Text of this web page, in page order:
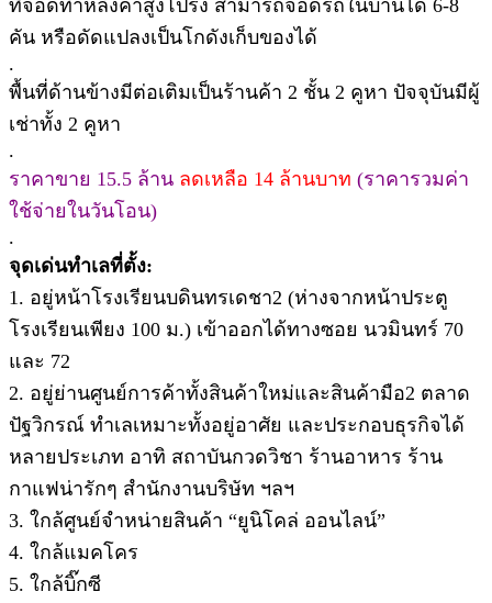
ที่จอดทำหลังคาสูงโปร่ง สามารถจอดรถในบ้านได้ 6-8
คัน หรือดัดแปลงเป็นโกดังเก็บของได้
.
พื้นที่ด้านข้างมีต่อเติมเป็นร้านค้า 2 ชั้น 2 คูหา ปัจจุบันมีผู้
เช่าทั้ง 2 คูหา
.
ราคาขาย 15.5 ล้าน ลดเหลือ 14 ล้านบาท (ราคารวมค่า
ใช้จ่ายในวันโอน)
.
จุดเด่นทำเลที่ตั้ง:
1. อยู่หน้าโรงเรียนบดินทรเดชา2 (ห่างจากหน้าประตู
โรงเรียนเพียง 100 ม.) เข้าออกได้ทางซอย นวมินทร์ 70
และ 72
2. อยู่ย่านศูนย์การค้าทั้งสินค้าใหม่และสินค้ามือ2 ตลาด
ปัฐวิกรณ์ ทำเลเหมาะทั้งอยู่อาศัย และประกอบธุรกิจได้
หลายประเภท อาทิ สถาบันกวดวิชา ร้านอาหาร ร้าน
กาแฟน่ารักๆ สำนักงานบริษัท ฯลฯ
3. ใกล้ศูนย์จำหน่ายสินค้า “ยูนิโคล่ ออนไลน์”
4. ใกล้แมคโคร
5. ใกล้บิ๊กซี